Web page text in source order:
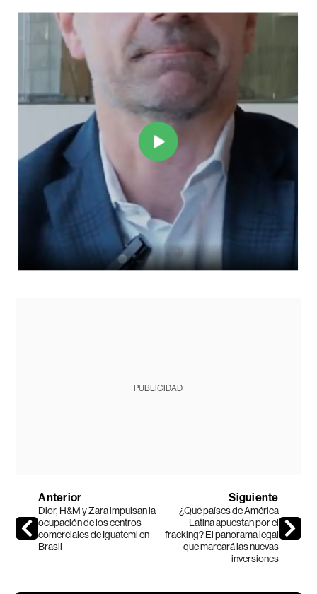
PUBLICIDAD
Anterior
Dior, H&M y Zara impulsan la
ocupación de los centros
comerciales de Iguatemi en
Brasil
Siguiente
¿Qué países de América
Latina apuestan por el
fracking? El panorama legal
que marcará las nuevas
inversiones